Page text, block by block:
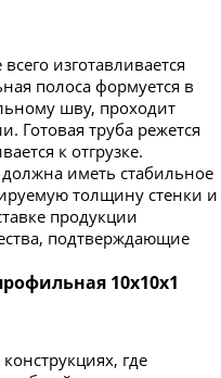
изготавливается
полоса формуется в
шву, проходит
Готовая труба режется
к отгрузке.
иметь стабильное
толщину стенки и
продукции
подтверждающие
10х10х1
где